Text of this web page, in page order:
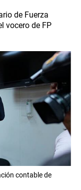
de Fuerza
vocero de FP
contable de